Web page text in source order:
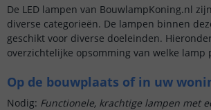
De LED lampen van BouwlampKoning.nl
diverse categorieën. De lampen binnen
geschikt voor diverse doeleinden.
overzichtelijke opsomming van welke lamp
Op de bouwplaats of in uw
Nodig: Functionele, krachtige lampen met